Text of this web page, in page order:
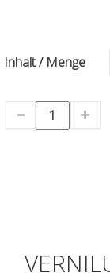
Inhalt / Menge